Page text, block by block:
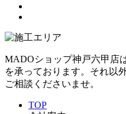
MADOショップ神戸六甲店
を承っております。それ以
ご相談くださいませ。
TOP